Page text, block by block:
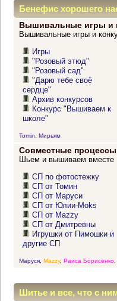
Бенефис хорошего
Вышивальные игры и
Вышивальные игры и
Игры
"Розовый этюд"
"Розовый сад"
"Дарю тебе своё
сердце"
Архив конкурсов
Конкурс "Вышиваем к
школе"
Tomin
Мирьям
Совместные процессы
Шьем и вышиваем вместе
СП по фотостежку
СП от Томин
СП от Маруси
СП от Юлии-Moks
СП от Mazzy
СП от Дмитревны
Игрушки от Пимошки и
другие СП
Маруся, Mazzy, Раиса Борисенко,
Шитье и все, что с